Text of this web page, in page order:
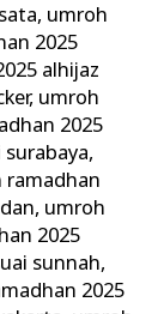
, umroh
2025
alhijaz
, umroh
2025
,
ramadhan
, umroh
2025
sunnah,
2025